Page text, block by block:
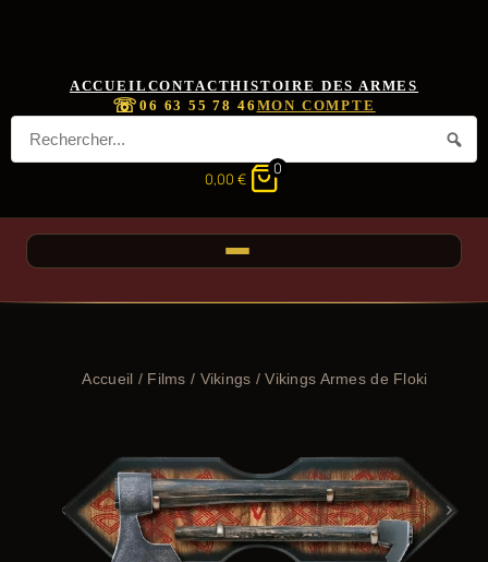
ACCUEIL CONTACTHISTOIRE DES ARMES
☏06 63 55 78 46 MON COMPTE
0,00 €
0
Accueil / Films / Vikings / Vikings Armes de Floki